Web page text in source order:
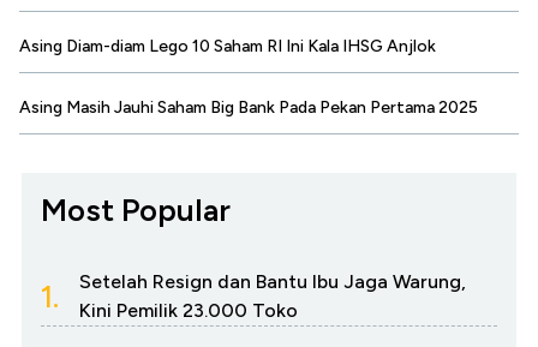
Asing Diam-diam Lego 10 Saham RI Ini Kala IHSG Anjlok
Asing Masih Jauhi Saham Big Bank Pada Pekan Pertama 2025
Most Popular
1.
Setelah Resign dan Bantu Ibu Jaga Warung,
Kini Pemilik 23.000 Toko